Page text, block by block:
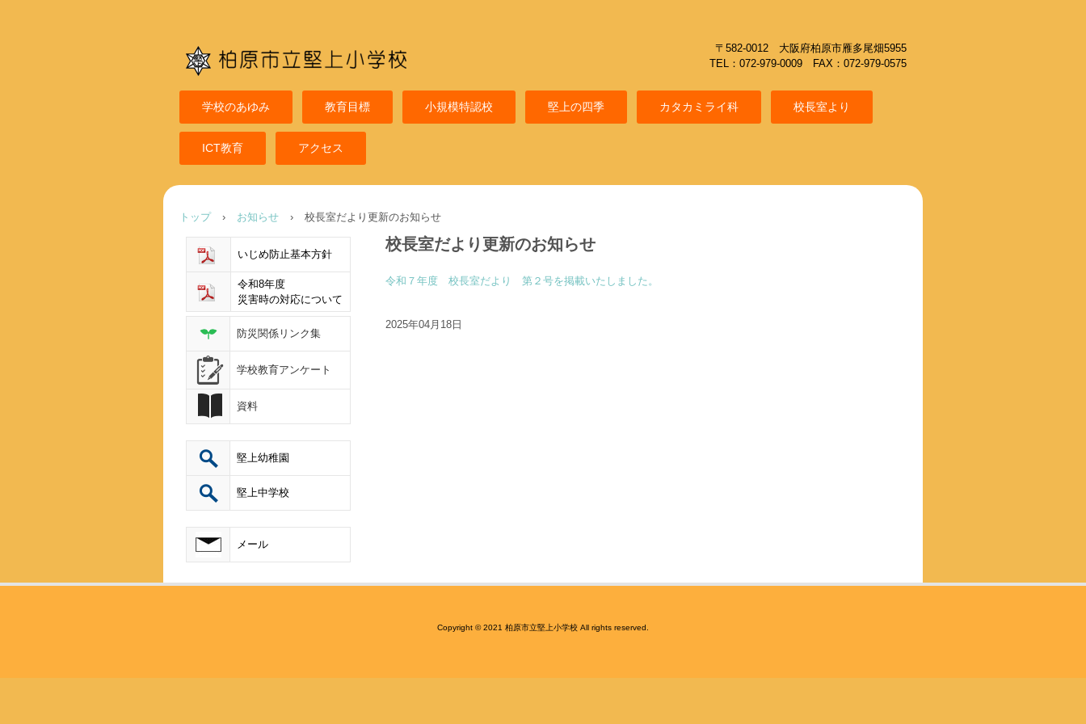
〒582-0012 大阪府柏原市雁多尾畑5955
TEL：072-979-0009 FAX：072-979-0575
学校のあゆみ 教育目標 小規模特認校 堅上の四季 カタカミライ科 校長室より
ICT教育 アクセス
トップ › お知らせ › 校長室だより更新のお知らせ
校長室だより更新のお知らせ
令和７年度 校長室だより 第２号を掲載いたしました。
2025年04月18日
いじめ防止基本方針
令和8年度
災害時の対応について
防災関係リンク集
学校教育アンケート
資料
堅上幼稚園
堅上中学校
メール
Copyright © 2021 柏原市立堅上小学校 All rights reserved.